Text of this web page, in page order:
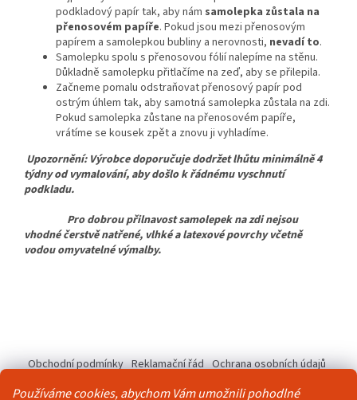
Používáme cookies, abychom Vám umožnili pohodlné
podkladový papír tak, aby nám samolepka zůstala na
přenosovém papíře. Pokud jsou mezi přenosovým
papírem a samolepkou bubliny a nerovnosti, nevadí to.
Samolepku spolu s přenosovou fólií nalepíme na stěnu.
Důkladně samolepku přitlačíme na zeď, aby se přilepila.
Začneme pomalu odstraňovat přenosový papír pod
ostrým úhlem tak, aby samotná samolepka zůstala na zdi.
Pokud samolepka zůstane na přenosovém papíře,
vrátíme se kousek zpět a znovu ji vyhladíme.
Upozornění: Výrobce doporučuje dodržet lhůtu minimálně 4
týdny od vymalování, aby došlo k řádnému vyschnutí
podkladu.
Pro dobrou přilnavost samolepek na zdi nejsou
vhodné čerstvě natřené, vlhké a latexové povrchy včetně
vodou omyvatelné výmalby.
p
Obchodní podmínky Reklamační řád Ochrana osobních údajů